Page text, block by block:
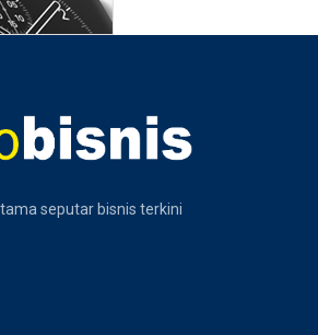
seputar bisnis terkini